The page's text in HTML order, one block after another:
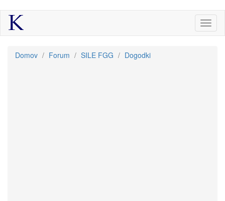
Skip
main
Domov / Forum / SILE FGG / Dogodki